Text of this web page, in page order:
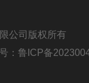
公司版权所有
： 鲁ICP备